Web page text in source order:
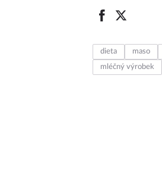
dieta maso
mléčný výrobek